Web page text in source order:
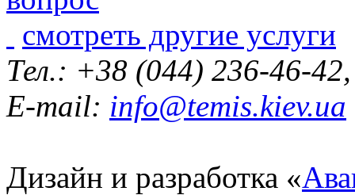
смотреть другие услуги
Тел.: +38 (044) 236-46-
E-mail: info@temis.kiev.ua
Дизайн и разработка «